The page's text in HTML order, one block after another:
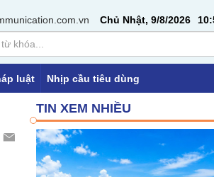
Chủ Nhật, 9/8/2026 10:
luật Nhịp cầu tiêu dùng
TIN XEM NHIỀU